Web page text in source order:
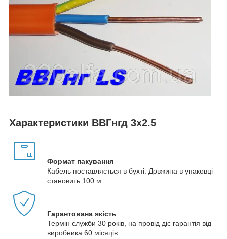
Характеристики ВВГнгд 3х2.5
Формат пакування
Кабель поставляється в бухті. Довжина в упаковці
становить 100 м.
Гарантована якість
Термін служби 30 років, на провід діє гарантія від
виробника 60 місяців.